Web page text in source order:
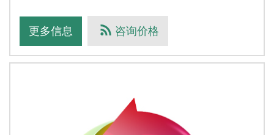
系列，全自动三坐标，全自动RENI
更多信息 咨询价格